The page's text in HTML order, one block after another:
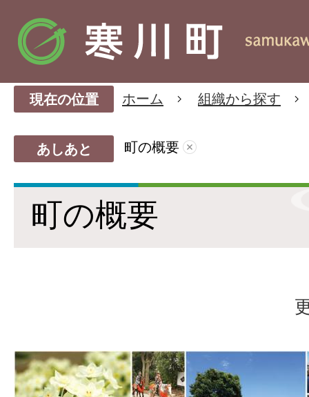
現在の位置 ホーム 組織から探す
あしあと 町の概要
町の概要